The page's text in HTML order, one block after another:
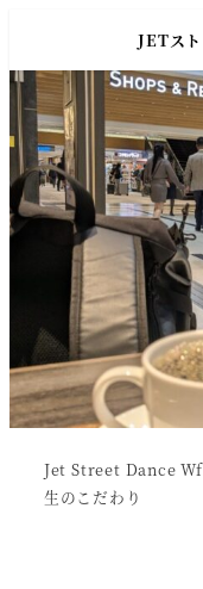
JETス
Jet Street Dance
生のこだわり